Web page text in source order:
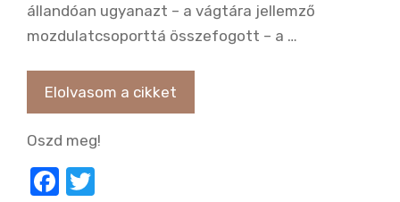
állandóan ugyanazt – a vágtára jellemző
mozdulatcsoporttá összefogott – a …
Elolvasom a cikket
Oszd meg!
F